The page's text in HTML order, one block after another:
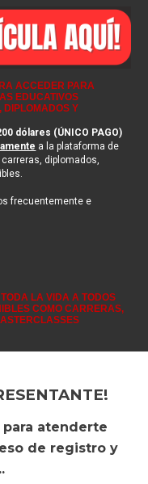
ACCEDER PARA
EDUCATIVOS
DIPLOMADOS Y
dólares (ÚNICO PAGO)
a la plataforma de
diplomados,
frecuentemente e
LA VIDA A TODOS
COMO CARRERAS,
atenderte
de registro y